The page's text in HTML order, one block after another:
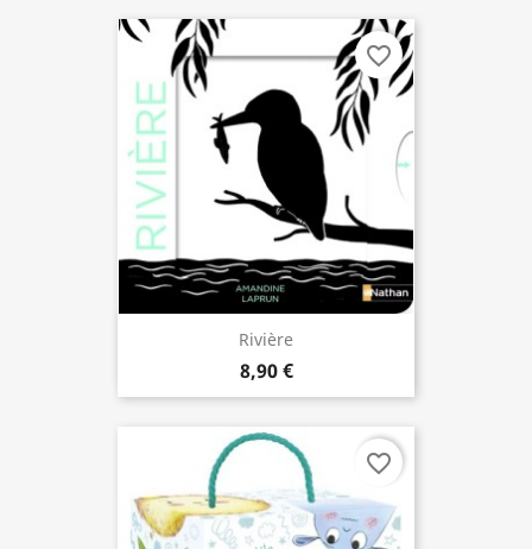
Rivière
8,90 €
favorite_border
favorite_border